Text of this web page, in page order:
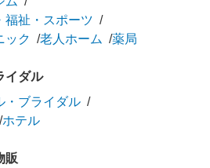
福祉・スポーツ
ック
老人ホーム 薬局
イダル
・ブライダル
ホテル
販